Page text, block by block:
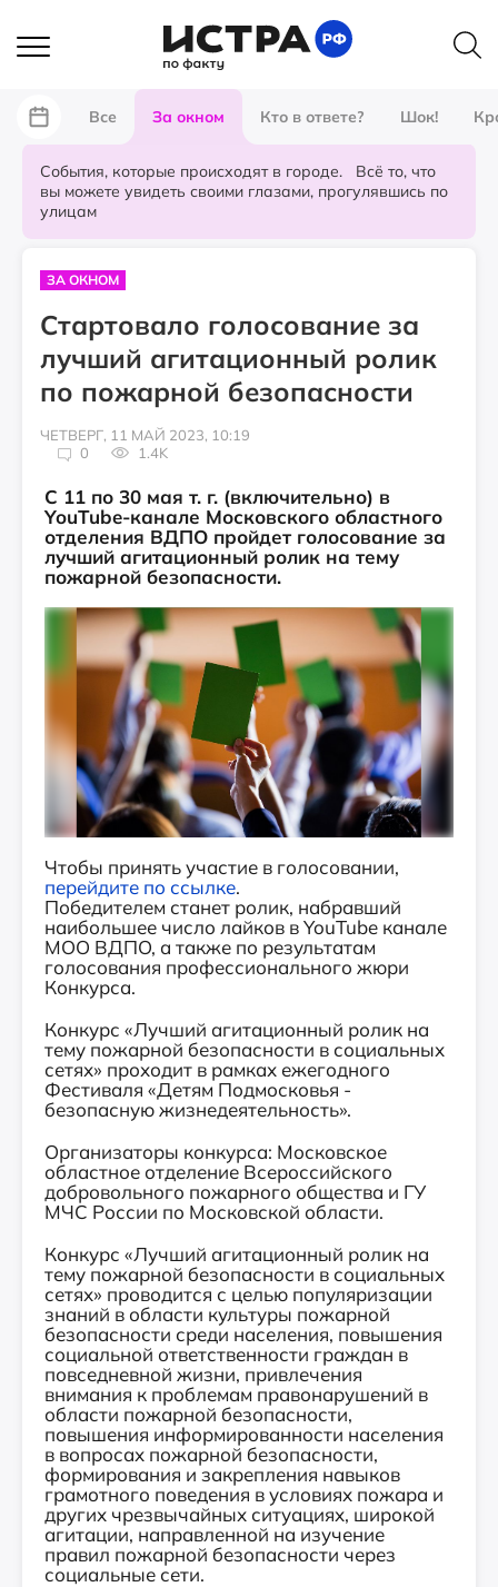
Все За окном Кто в ответе? Шок!
События, которые происходят в городе. Всё то, что
вы можете увидеть своими глазами, прогулявшись по
улицам
ЗА ОКНОМ
Стартовало голосование за
лучший агитационный ролик
по пожарной безопасности
ЧЕТВЕРГ, 11 МАЙ 2023, 10:19
0
1.4K
С 11 по 30 мая т. г. (включительно) в
YouTube-канале Московского областного
отделения ВДПО пройдет голосование за
лучший агитационный ролик на тему
пожарной безопасности.
Чтобы принять участие в голосовании,
перейдите по ссылке.
Победителем станет ролик, набравший
наибольшее число лайков в YouTube канале
МОО ВДПО, а также по результатам
голосования профессионального жюри
Конкурса.
Конкурс «Лучший агитационный ролик на
тему пожарной безопасности в социальных
сетях» проходит в рамках ежегодного
Фестиваля «Детям Подмосковья -
безопасную жизнедеятельность».
Организаторы конкурса: Московское
областное отделение Всероссийского
добровольного пожарного общества и ГУ
МЧС России по Московской области.
Конкурс «Лучший агитационный ролик на
тему пожарной безопасности в социальных
сетях» проводится с целью популяризации
знаний в области культуры пожарной
безопасности среди населения, повышения
социальной ответственности граждан в
повседневной жизни, привлечения
внимания к проблемам правонарушений в
области пожарной безопасности,
повышения информированности населения
в вопросах пожарной безопасности,
формирования и закрепления навыков
грамотного поведения в условиях пожара и
других чрезвычайных ситуациях, широкой
агитации, направленной на изучение
правил пожарной безопасности через
социальные сети.